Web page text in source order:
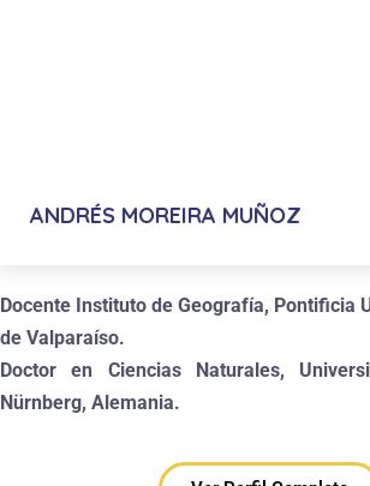
ANDRÉS MOREIRA MUÑOZ
Docente Instituto de Geografía, Pontificia
de Valparaíso.
Doctor en Ciencias Naturales,
Nürnberg, Alemania.